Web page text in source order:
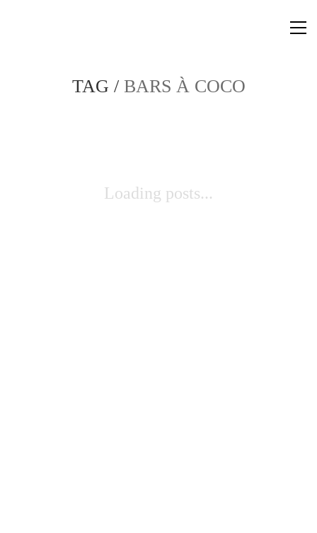
TAG / BARS À COCO
Loading posts...